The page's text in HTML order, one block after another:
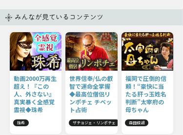
みんなが見ているコンテンツ
動画2000万再生
超え！『この
人、外さない』
真実暴く全感覚
霊視◆珠希
珠希
世界信奉/仏の叡
智で運命全掌握
◆最高位僧侶リ
ンポチェ チベッ
ト占術
ザチョジェ・リンポチェ
福岡で圧倒的信
頼！“豪快に当
たる肝っ玉姓名
判断”太宰府の
母ちゃん
森田鏡湖